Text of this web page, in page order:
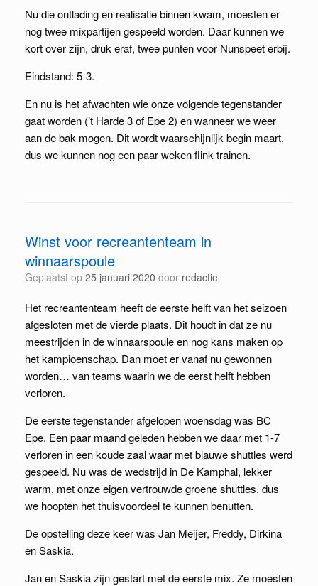
Nu die ontlading en realisatie binnen kwam, moesten er
nog twee mixpartijen gespeeld worden. Daar kunnen we
kort over zijn, druk eraf, twee punten voor Nunspeet erbij.
Eindstand: 5-3.
En nu is het afwachten wie onze volgende tegenstander
gaat worden (’t Harde 3 of Epe 2) en wanneer we weer
aan de bak mogen. Dit wordt waarschijnlijk begin maart,
dus we kunnen nog een paar weken flink trainen.
Winst voor recreantenteam in
winnaarspoule
Geplaatst op 25 januari 2020 door redactie
Het recreantenteam heeft de eerste helft van het seizoen
afgesloten met de vierde plaats. Dit houdt in dat ze nu
meestrijden in de winnaarspoule en nog kans maken op
het kampioenschap. Dan moet er vanaf nu gewonnen
worden… van teams waarin we de eerst helft hebben
verloren.
De eerste tegenstander afgelopen woensdag was BC
Epe. Een paar maand geleden hebben we daar met 1-7
verloren in een koude zaal waar met blauwe shuttles werd
gespeeld. Nu was de wedstrijd in De Kamphal, lekker
warm, met onze eigen vertrouwde groene shuttles, dus
we hoopten het thuisvoordeel te kunnen benutten.
De opstelling deze keer was Jan Meijer, Freddy, Dirkina
en Saskia.
Jan en Saskia zijn gestart met de eerste mix. Ze moesten